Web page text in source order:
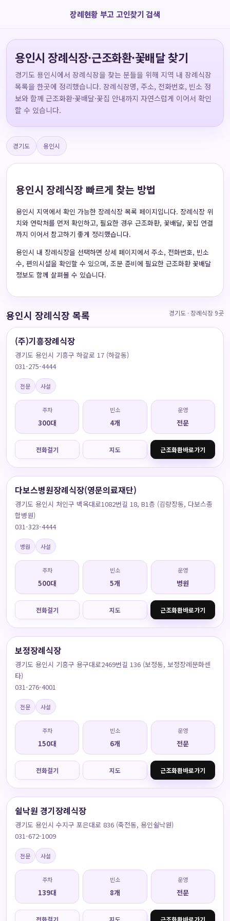
장례현황 부고 고인찾기 검색
용인시 장례식장·근조화환·꽃배달 찾기
경기도 용인시에서 장례식장을 찾는 분들을 위해 지역 내 장례식장
목록을 한곳에 정리했습니다. 장례식장명, 주소, 전화번호, 빈소 정
보와 함께 근조화환·꽃배달·꽃집 안내까지 자연스럽게 이어서 확인
할 수 있습니다.
경기도 용인시
용인시 장례식장 빠르게 찾는 방법
용인시 지역에서 확인 가능한 장례식장 목록 페이지입니다. 장례식장 위
치와 연락처를 먼저 확인하고, 필요한 경우 근조화환, 꽃배달, 꽃집 연결
까지 이어서 참고하기 좋게 정리했습니다.
용인시 내 장례식장을 선택하면 상세 페이지에서 주소, 전화번호, 빈소
수, 편의시설을 확인할 수 있으며, 조문 준비에 필요한 근조화환 꽃배달
정보도 함께 살펴볼 수 있습니다.
용인시 장례식장 목록 경기도 · 장례식장 9곳
(주)기흥장례식장
경기도 용인시 기흥구 하갈로 17 (하갈동)
031-275-4444
전문 사설
주차
300대
빈소
4개
운영
전문
전화걸기 지도 근조화환바로가기
다보스병원장례식장(영문의료재단)
경기도 용인시 처인구 백옥대로1082번길 18, B1층 (김량장동, 다보스종
합병원)
031-323-4444
병원 사설
주차
500대
빈소
5개
운영
병원
전화걸기 지도 근조화환바로가기
보정장례식장
경기도 용인시 기흥구 용구대로2469번길 136 (보정동, 보정장례문화센
타)
031-276-4001
전문 사설
주차
150대
빈소
6개
운영
전문
전화걸기 지도 근조화환바로가기
쉴낙원 경기장례식장
경기도 용인시 수지구 포은대로 836 (죽전동, 용인쉴낙원)
031-672-1009
전문 사설
주차
139대
빈소
8개
운영
전문